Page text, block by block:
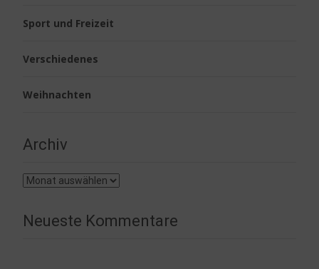
Sport und Freizeit
Verschiedenes
Weihnachten
Archiv
Archiv
Neueste Kommentare